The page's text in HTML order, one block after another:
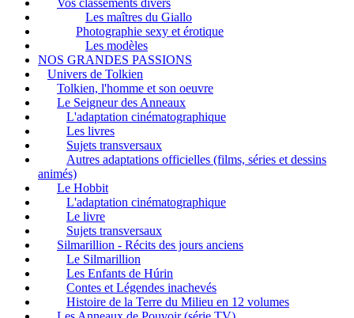
Les maîtres du Giallo
Photographie sexy et érotique
Les modèles
NOS GRANDES PASSIONS
Univers de Tolkien
Tolkien, l'homme et son oeuvre
Le Seigneur des Anneaux
L'adaptation cinématographique
Les livres
Sujets transversaux
Autres adaptations officielles (films, séries et dessins
animés)
Le Hobbit
L'adaptation cinématographique
Le livre
Sujets transversaux
Silmarillion - Récits des jours anciens
Le Silmarillion
Les Enfants de Húrin
Contes et Légendes inachevés
Histoire de la Terre du Milieu en 12 volumes